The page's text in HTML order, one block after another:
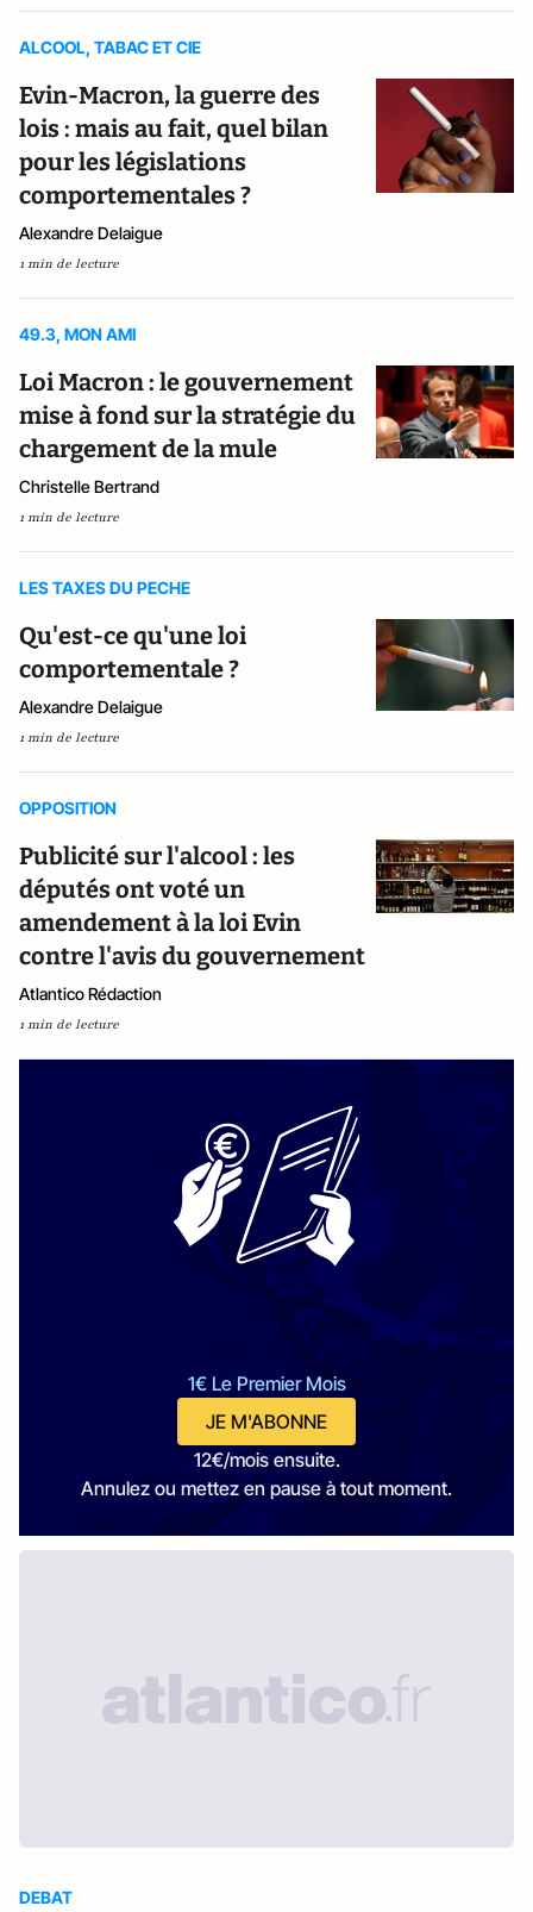
ALCOOL, TABAC ET CIE
Evin-Macron, la guerre des
lois : mais au fait, quel bilan
pour les législations
comportementales ?
Alexandre Delaigue
1 min de lecture
49.3, MON AMI
Loi Macron : le gouvernement
mise à fond sur la stratégie du
chargement de la mule
Christelle Bertrand
1 min de lecture
LES TAXES DU PECHE
Qu'est-ce qu'une loi
comportementale ?
Alexandre Delaigue
1 min de lecture
OPPOSITION
Publicité sur l'alcool : les
députés ont voté un
amendement à la loi Evin
contre l'avis du gouvernement
Atlantico Rédaction
1 min de lecture
1€ Le Premier Mois
JE M'ABONNE
12€/mois ensuite.
Annulez ou mettez en pause à tout moment.
DEBAT